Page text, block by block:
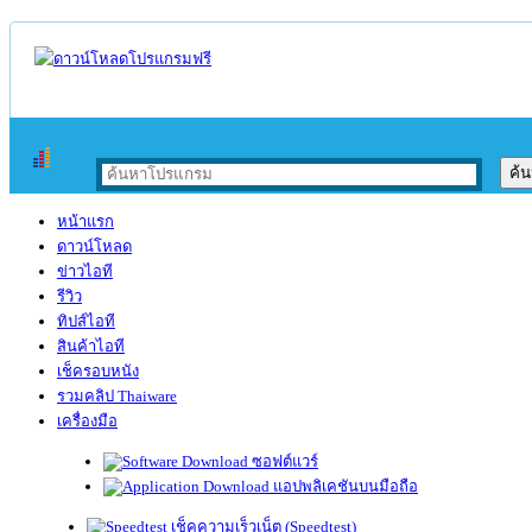
หน้าแรก
ดาวน์โหลด
ข่าวไอที
รีวิว
ทิปส์ไอที
สินค้าไอที
เช็ครอบหนัง
รวมคลิป Thaiware
เครื่องมือ
ซอฟต์แวร์
แอปพลิเคชันบนมือถือ
เช็คความเร็วเน็ต (Speedtest)